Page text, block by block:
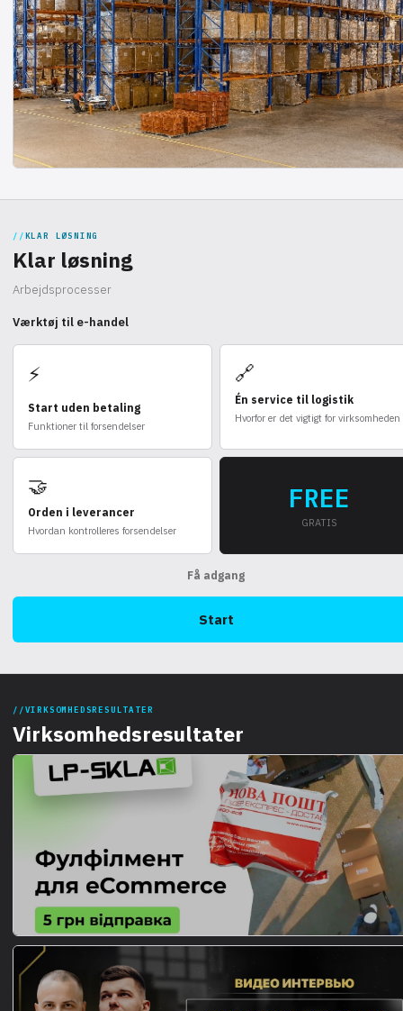
KLAR LØSNING
Klar løsning
Arbejdsprocesser
Værktøj til e-handel
⚡
Start uden betaling
Funktioner til forsendelser
🔗
Én service til logistik
Hvorfor er det vigtigt for virksomheden
🤝
Orden i leverancer
Hvordan kontrolleres forsendelser
FREE
GRATIS
Få adgang
Start
VIRKSOMHEDSRESULTATER
Virksomhedsresultater